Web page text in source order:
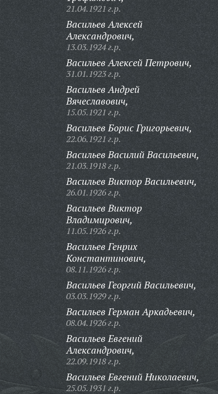
21.04.1921 г.р.
Васильев Алексей
Александрович,
13.03.1924 г.р.
Васильев Алексей Петрович,
31.01.1923 г.р.
Васильев Андрей
Вячеславович,
15.05.1921 г.р.
Васильев Борис Григорьевич,
22.06.1921 г.р.
Васильев Василий Васильевич,
21.03.1918 г.р.
Васильев Виктор Васильевич,
26.01.1926 г.р.
Васильев Виктор
Владимирович,
11.05.1926 г.р.
Васильев Генрих
Константинович,
08.11.1926 г.р.
Васильев Георгий Васильевич,
03.03.1929 г.р.
Васильев Герман Аркадьевич,
08.04.1926 г.р.
Васильев Евгений
Александрович,
22.09.1918 г.р.
Васильев Евгений Николаевич,
25.05.1931 г.р.